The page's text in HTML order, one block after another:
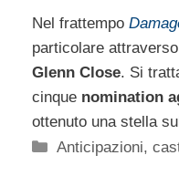
Nel frattempo
particolare attraverso
Glenn Close. Si
cinque nomination
ottenuto una stella
Categorie
Anticipazioni,